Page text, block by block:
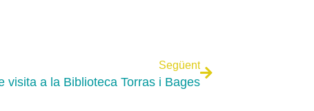
Següent
visita a la Biblioteca Torras i Bages